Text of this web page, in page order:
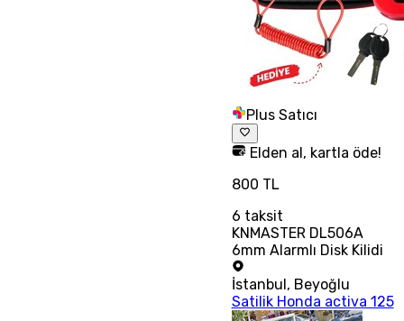
Plus Satıcı
Elden al, kartla öde!
800 TL
6 taksit
KNMASTER DL506A
6mm Alarmlı Disk Kilidi
İstanbul, Beyoğlu
Satilik Honda activa 125